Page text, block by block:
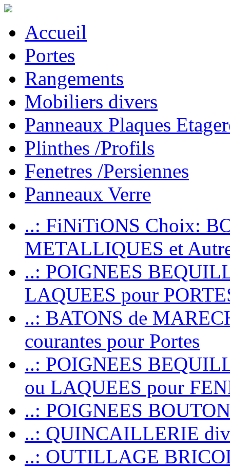
Accueil
Portes
Rangements
Mobiliers divers
Panneaux Plaques
Plinthes /Profils
Fenetres /Persiennes
Panneaux Verre
..: FiNiTiONS Choix:
METALLIQUES et
..: POIGNEES
LAQUEES pour
..: BATONS de
courantes pour Portes
..: POIGNEES
ou LAQUEES pour
..: POIGNEES
..: QUINCAILLERIE
..: OUTILLAGE